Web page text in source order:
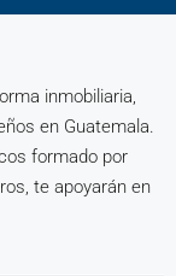
inmobiliaria,
en Guatemala.
formado por
te apoyarán en